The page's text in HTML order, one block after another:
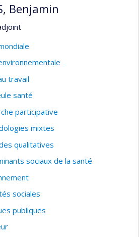
Benjamin
travail
santé
participative
mixtes
qualitatives
sociaux de la santé
sociales
publiques